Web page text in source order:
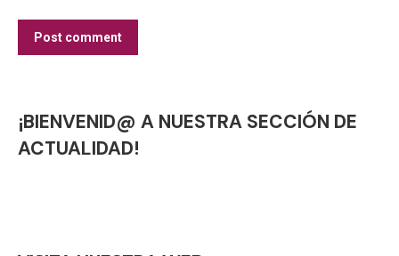
Post comment
¡BIENVENID@ A NUESTRA SECCIÓN DE
ACTUALIDAD!